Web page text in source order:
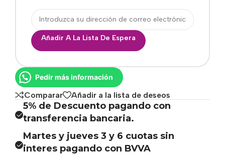
Añadir A La Lista De Espera
Pedir más información
Comparar Añadir a la lista de deseos
5% de Descuento pagando con
transferencia bancaria.
Martes y jueves 3 y 6 cuotas sin
interes pagando con BVVA